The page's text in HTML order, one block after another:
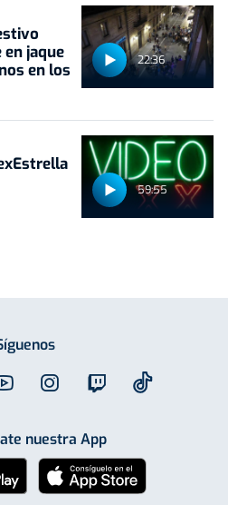
22:36
jaque
en los
59:55
nuestra App